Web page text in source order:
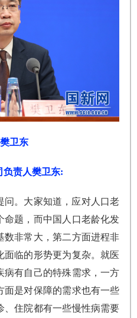
樊卫东
负责人樊卫东:
问。大家知道，应对人口老
命题，而中国人口老龄化发
数非常大，第二方面进程非
面临的形势更为复杂。就医
病有自己的特殊需求，一方
面是对保障的需求也有一些
、住院都有一些慢性病需要